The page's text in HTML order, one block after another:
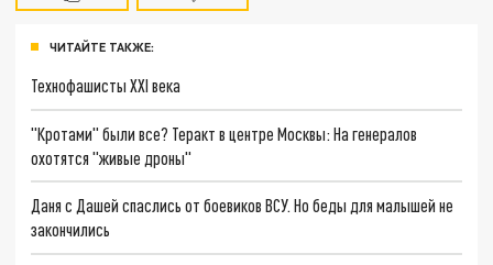
ЧИТАЙТЕ ТАКЖЕ:
Технофашисты XXI века
"Кротами" были все? Теракт в центре Москвы: На генералов
охотятся "живые дроны"
Даня с Дашей спаслись от боевиков ВСУ. Но беды для малышей не
закончились